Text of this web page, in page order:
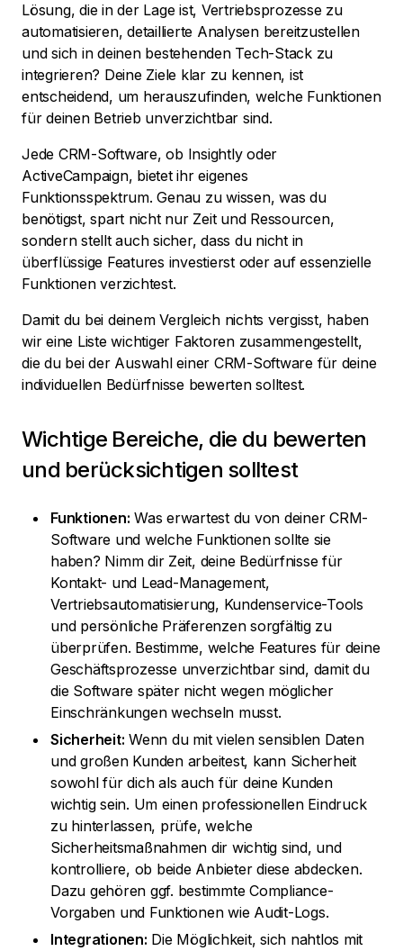
Lösung, die in der Lage ist, Vertriebsprozesse zu
automatisieren, detaillierte Analysen bereitzustellen
und sich in deinen bestehenden Tech-Stack zu
integrieren? Deine Ziele klar zu kennen, ist
entscheidend, um herauszufinden, welche Funktionen
für deinen Betrieb unverzichtbar sind.
Jede CRM-Software, ob Insightly oder
ActiveCampaign, bietet ihr eigenes
Funktionsspektrum. Genau zu wissen, was du
benötigst, spart nicht nur Zeit und Ressourcen,
sondern stellt auch sicher, dass du nicht in
überflüssige Features investierst oder auf essenzielle
Funktionen verzichtest.
Damit du bei deinem Vergleich nichts vergisst, haben
wir eine Liste wichtiger Faktoren zusammengestellt,
die du bei der Auswahl einer CRM-Software für deine
individuellen Bedürfnisse bewerten solltest.
Wichtige Bereiche, die du bewerten
und berücksichtigen solltest
Funktionen: Was erwartest du von deiner CRM-
Software und welche Funktionen sollte sie
haben? Nimm dir Zeit, deine Bedürfnisse für
Kontakt- und Lead-Management,
Vertriebsautomatisierung, Kundenservice-Tools
und persönliche Präferenzen sorgfältig zu
überprüfen. Bestimme, welche Features für deine
Geschäftsprozesse unverzichtbar sind, damit du
die Software später nicht wegen möglicher
Einschränkungen wechseln musst.
Sicherheit: Wenn du mit vielen sensiblen Daten
und großen Kunden arbeitest, kann Sicherheit
sowohl für dich als auch für deine Kunden
wichtig sein. Um einen professionellen Eindruck
zu hinterlassen, prüfe, welche
Sicherheitsmaßnahmen dir wichtig sind, und
kontrolliere, ob beide Anbieter diese abdecken.
Dazu gehören ggf. bestimmte Compliance-
Vorgaben und Funktionen wie Audit-Logs.
Integrationen: Die Möglichkeit, sich nahtlos mit